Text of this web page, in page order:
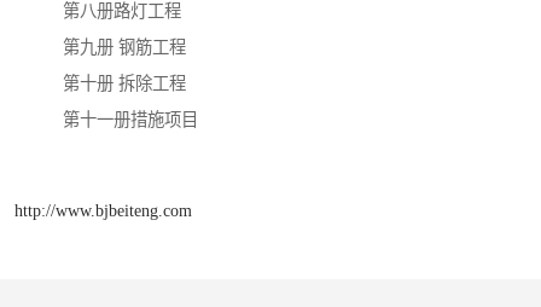
第八册路灯工程
第九册 钢筋工程
第十册 拆除工程
第十一册措施项目
http://www.bjbeiteng.com